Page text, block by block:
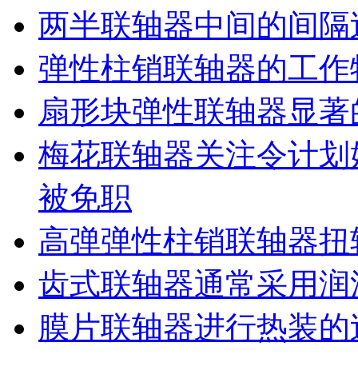
两半联轴器中间的间隔
弹性柱销联轴器的工
扇形块弹性联轴器显
梅花联轴器关注令计
被免职
高弹弹性柱销联轴器
齿式联轴器通常采用
膜片联轴器进行热装